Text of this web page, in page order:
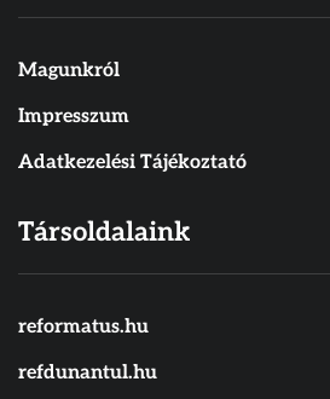
Magunkról
Impresszum
Adatkezelési Tájékoztató
Társoldalaink
reformatus.hu
refdunantul.hu